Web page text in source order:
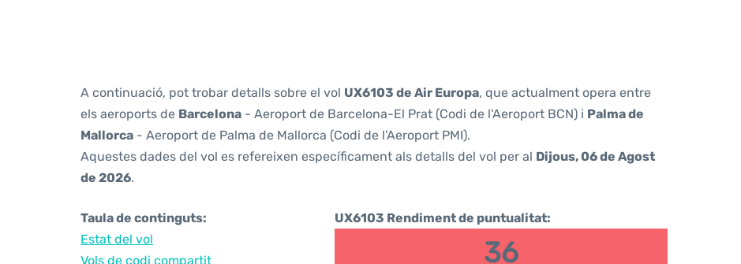
A continuació, pot trobar detalls sobre el vol UX6103 de Air Europa, que actualment opera entre
els aeroports de Barcelona - Aeroport de Barcelona-El Prat (Codi de l'Aeroport BCN) i Palma de
Mallorca - Aeroport de Palma de Mallorca (Codi de l'Aeroport PMI).
Aquestes dades del vol es refereixen específicament als detalls del vol per al Dijous, 06 de Agost
de 2026.
Taula de continguts:
Estat del vol
Vols de codi compartit
UX6103 Rendiment de puntualitat:
36